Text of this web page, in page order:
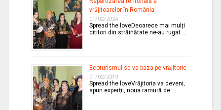
vrăjitoarelor în România
01/02/2024
Spread the loveDeoarece mai mulți
cititori din străinătate ne-au rugat …
Ecoturismul se va baza pe vrăjitorie
01/02/2019
Spread the loveVrăjitoria va deveni,
spun experții, noua ramură de …